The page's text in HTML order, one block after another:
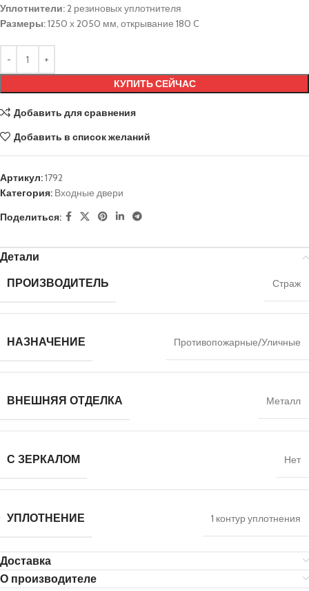
Уплотнители:2 резиновых уплотнителя
Размеры:1250 х 2050 мм, открывание 180 C
КУПИТЬ СЕЙЧАС
Добавить для сравнения
Добавить в список желаний
Артикул:1792
Категория: Входные двери
Поделиться:
Детали
ПРОИЗВОДИТЕЛЬ
Страж
НАЗНАЧЕНИЕ Противопожарные/Уличные
ВНЕШНЯЯ ОТДЕЛКА Металл
С ЗЕРКАЛОМ Нет
УПЛОТНЕНИЕ 1 контур уплотнения
Доставка
О производителе